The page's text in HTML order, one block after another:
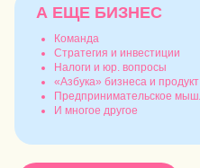
Команда
Стратегия и инвестиции
Налоги и юр. вопросы
«Азбука» бизнеса и продукт
Предпринимательское
И многое другое
А ЕЩЕ БИЗНЕС